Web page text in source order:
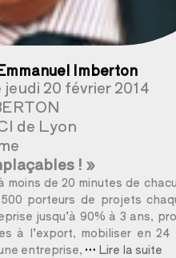
Imberton
20 février 2014
de Lyon
! »
moins de 20 minutes de
porteurs de projets
jusqu’à 90% à 3 ans,
à l’export, mobiliser en 24
entreprise, … Lire la suite